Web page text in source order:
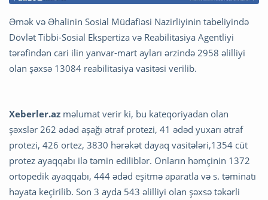
Əmək və Əhalinin Sosial Müdafiəsi Nazirliyinin tabeliyində
Dövlət Tibbi-Sosial Ekspertiza və Reabilitasiya Agentliyi
tərəfindən cari ilin yanvar-mart ayları ərzində 2958 əlilliyi
olan şəxsə 13084 reabilitasiya vasitəsi verilib.
Xeberler.az məlumat verir ki, bu kateqoriyadan olan
şəxslər 262 ədəd aşağı ətraf protezi, 41 ədəd yuxarı ətraf
protezi, 426 ortez, 3830 hərəkət dayaq vasitələri,1354 cüt
protez ayaqqabı ilə təmin ediliblər. Onların həmçinin 1372
ortopedik ayaqqabı, 444 ədəd eşitmə aparatla və s. təminatı
həyata keçirilib. Son 3 ayda 543 əlilliyi olan şəxsə təkərli